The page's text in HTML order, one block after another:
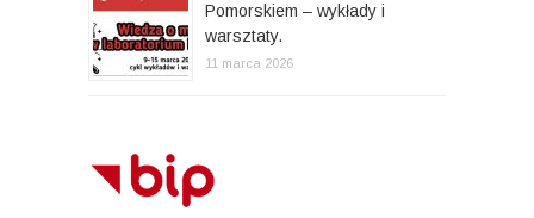
Pomorskiem – wykłady i
warsztaty.
11 marca 2026